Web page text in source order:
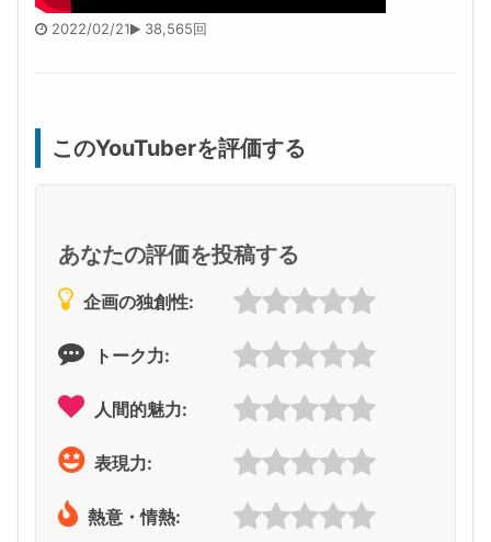
2022/02/21 38,565回
このYouTuberを評価する
あなたの評価を投稿する
企画の独創性:
トーク力:
人間的魅力:
表現力:
熱意・情熱: